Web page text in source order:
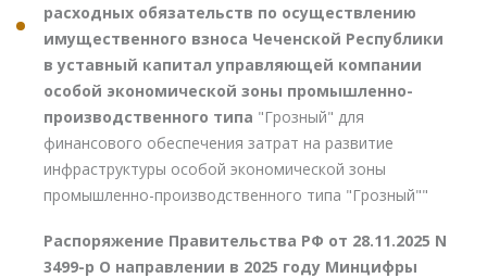
расходных обязательств по осуществлению
имущественного взноса Чеченской Республики
в уставный капитал управляющей компании
особой экономической зоны промышленно-
производственного типа "Грозный" для
финансового обеспечения затрат на развитие
инфраструктуры особой экономической зоны
промышленно-производственного типа "Грозный""
Распоряжение Правительства РФ от 28.11.2025 N
3499-р О направлении в 2025 году Минцифры